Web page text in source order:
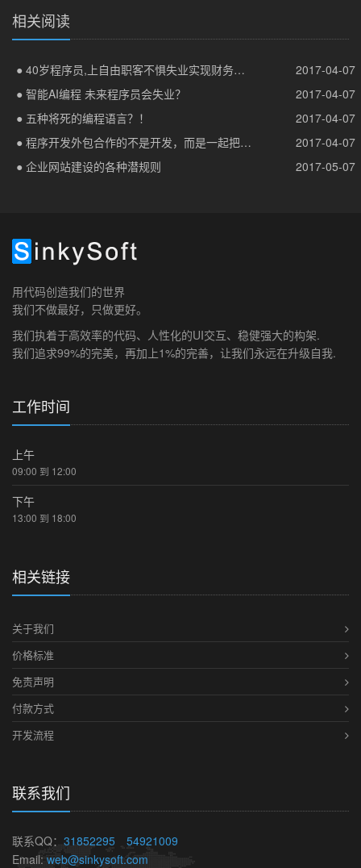
相关阅读
● 40岁程序员,上自由职客不惧失业实现财务自由
2017-04-07
● 智能AI编程 未来程序员会失业？
2017-04-07
● 五种将死的编程语言？！
2017-04-07
● 程序开发外包合作的不是开发，而是一起把项目做好
2017-04-07
● 企业网站建设的各种潜规则
2017-05-07
用代码创造我们的世界
我们不做最好，只做更好。
我们执着于高效率的代码、人性化的UI交互、稳健强大的构架.
我们追求99%的完美，再加上1%的完善，让我们永远在升级自我.
工作时间
上午
09:00 到 12:00
下午
13:00 到 18:00
相关链接
关于我们
价格标准
免责声明
付款方式
开发流程
联系我们
联系QQ： 31852295
54921009
Email:web@sinkysoft.com